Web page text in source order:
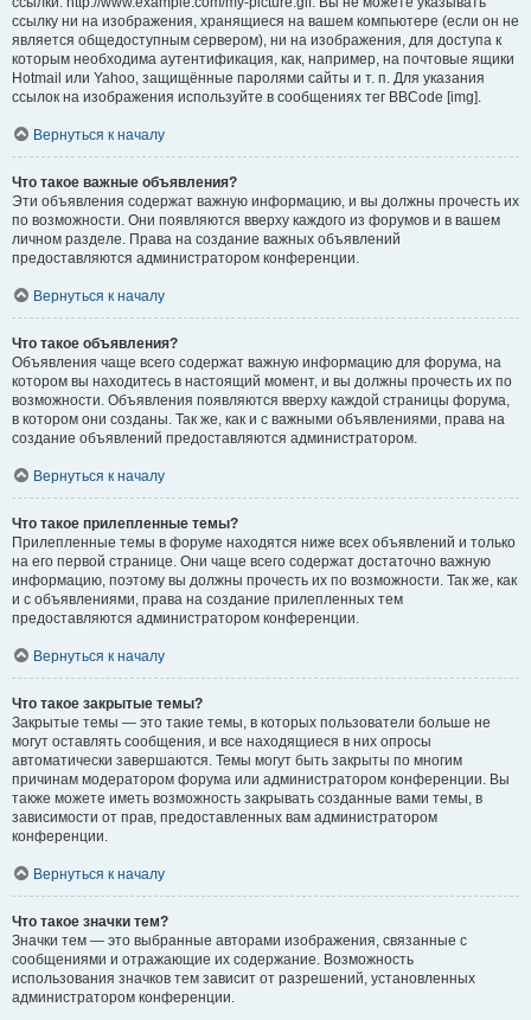
ссылку ни на изображения, хранящиеся на вашем компьютере (если он не
является общедоступным сервером), ни на изображения, для доступа к
которым необходима аутентификация, как, например, на почтовые ящики
Hotmail или Yahoo, защищённые паролями сайты и т. п. Для указания
ссылок на изображения используйте в сообщениях тег BBCode [img].
Вернуться к началу
Что такое важные объявления?
Эти объявления содержат важную информацию, и вы должны прочесть их
по возможности. Они появляются вверху каждого из форумов и в вашем
личном разделе. Права на создание важных объявлений
предоставляются администратором конференции.
Вернуться к началу
Что такое объявления?
Объявления чаще всего содержат важную информацию для форума, на
котором вы находитесь в настоящий момент, и вы должны прочесть их по
возможности. Объявления появляются вверху каждой страницы форума,
в котором они созданы. Так же, как и с важными объявлениями, права на
создание объявлений предоставляются администратором.
Вернуться к началу
Что такое прилепленные темы?
Прилепленные темы в форуме находятся ниже всех объявлений и только
на его первой странице. Они чаще всего содержат достаточно важную
информацию, поэтому вы должны прочесть их по возможности. Так же, как
и с объявлениями, права на создание прилепленных тем
предоставляются администратором конференции.
Вернуться к началу
Что такое закрытые темы?
Закрытые темы — это такие темы, в которых пользователи больше не
могут оставлять сообщения, и все находящиеся в них опросы
автоматически завершаются. Темы могут быть закрыты по многим
причинам модератором форума или администратором конференции. Вы
также можете иметь возможность закрывать созданные вами темы, в
зависимости от прав, предоставленных вам администратором
конференции.
Вернуться к началу
Что такое значки тем?
Значки тем — это выбранные авторами изображения, связанные с
сообщениями и отражающие их содержание. Возможность
использования значков тем зависит от разрешений, установленных
администратором конференции.